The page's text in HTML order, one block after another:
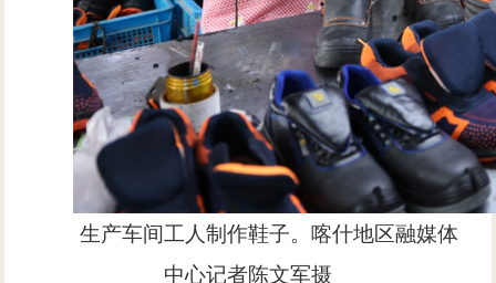
生产车间工人制作鞋子。喀什地区融媒体
中心记者陈文军摄